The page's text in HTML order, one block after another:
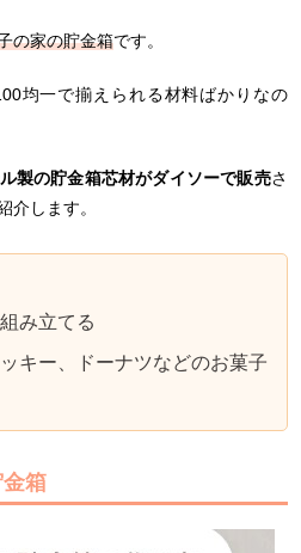
の家の貯金箱です。
均一で揃えられる材料ばかりなの
製の貯金箱芯材がダイソーで販売さ
介します。
み立てる
キー、ドーナツなどのお菓子
箱